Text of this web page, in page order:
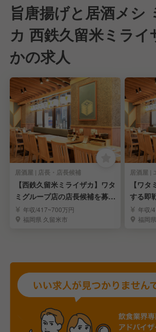
旨唐揚げと居酒メシ
カ 西鉄久留米ミライ
かの求人
居酒屋 | 店長・店長候補
【西鉄久留米ミライザカ】ワタ
ミグループ店の店長候補を募集
／未経験可
年収/417~700万円
福岡県 久留米市
居酒屋 |
【ワ
する即
候補を
年収/
福岡